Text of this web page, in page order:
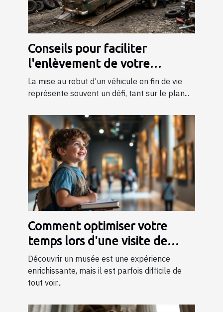
Conseils pour faciliter
l'enlèvement de votre
véhicule en fin de vie
La mise au rebut d'un véhicule en fin de vie
représente souvent un défi, tant sur le plan...
Comment optimiser votre
temps lors d'une visite de
musée ?
Découvrir un musée est une expérience
enrichissante, mais il est parfois difficile de
tout voir...